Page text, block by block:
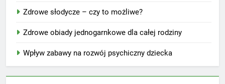
Zdrowe słodycze – czy to możliwe?
Zdrowe obiady jednogarnkowe dla całej rodziny
Wpływ zabawy na rozwój psychiczny dziecka